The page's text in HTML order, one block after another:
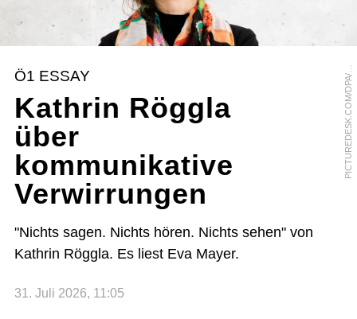
P
I
C
T
U
R
E
D
E
S
K
.
C
O
M
/
D
P
A
/
C
A
R
S
T
E
N
K
O
A
L
L
Ö1 ESSAY
Kathrin Röggla
über
kommunikative
Verwirrungen
"Nichts sagen. Nichts hören. Nichts sehen" von
Kathrin Röggla. Es liest Eva Mayer.
31. Juli 2026, 11:05